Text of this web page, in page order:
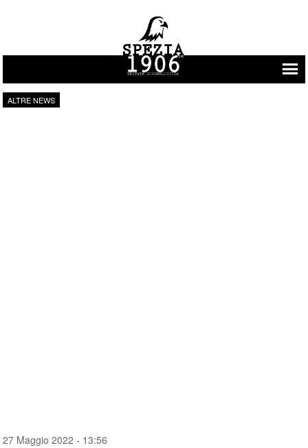
Vai al contenuto
ALTRE NEWS
27 Maggio 2022 - 13:56